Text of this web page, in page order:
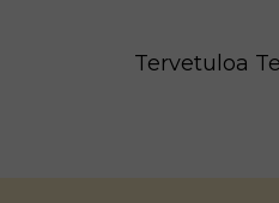
Tervetuloa